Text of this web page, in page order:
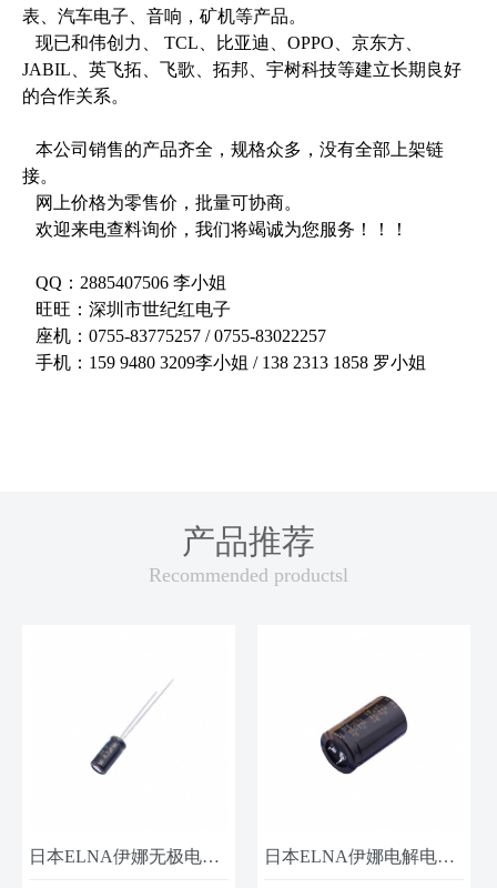
表、汽车电子、音响，矿机等产品。
现已和伟创力、 TCL、比亚迪、OPPO、京东方、
JABIL、英飞拓、飞歌、拓邦、宇树科技等建立长期良好
的合作关系。
本公司销售的产品齐全，规格众多，没有全部上架链
接。
网上价格为零售价，批量可协商。
欢迎来电查料询价，我们将竭诚为您服务！！！
QQ：2885407506 李小姐
旺旺：深圳市世纪红电子
座机：0755-83775257 / 0755-83022257
手机：159 9480 3209李小姐 / 138 2313 1858 罗小姐
产品推荐
Recommended productsl
日本ELNA伊娜无极电容RBD-25V220ME3# 25V-22UF 日本ELNA伊娜电解电容LAO-63V103MS47PX#B 63V-10000UF